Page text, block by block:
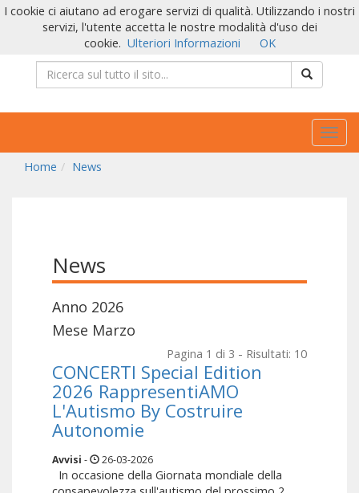
Home
News
News
Anno 2026
Mese Marzo
Pagina 1 di 3 - Risultati: 10
CONCERTI Special Edition
2026 RappresentiAMO
L'Autismo By Costruire
Autonomie
Avvisi - 26-03-2026
In occasione della Giornata mondiale della
I cookie ci aiutano ad erogare servizi di qualità. Utilizzando i nostri
servizi, l'utente accetta le nostre modalità d'uso dei
cookie. Ulteriori Informazioni OK